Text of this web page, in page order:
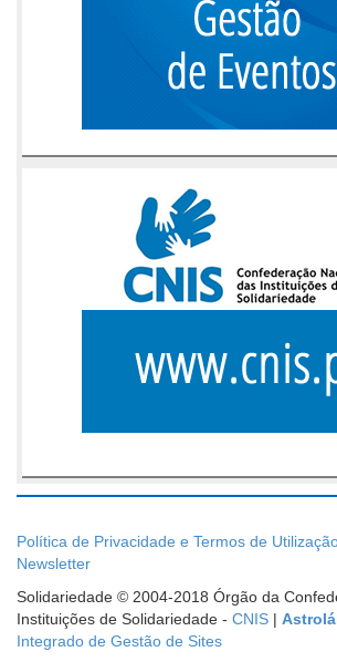
Política de Privacidade e Termos de
Newsletter
Solidariedade © 2004-2018 Órgão da
Instituições de Solidariedade - CNIS |
Integrado de Gestão de Sites